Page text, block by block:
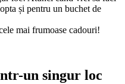
și pentru un buchet de
mai frumoase cadouri!
un singur loc